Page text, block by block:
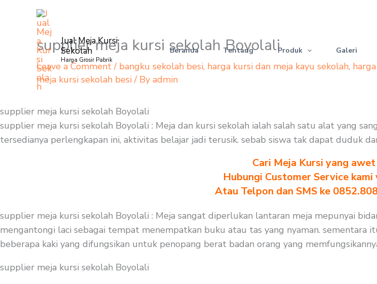
Jual Meja Kursi
Sekolah
Harga Grosir Pabrik
Beranda Tentang Produk Galeri
supplier meja kursi sekolah Boyolali
Leave a Comment / bangku sekolah besi, harga kursi dan meja kayu sekolah,
meja kursi sekolah besi/ By admin
supplier meja kursi sekolah Boyolali
supplier meja kursi sekolah Boyolali : Meja dan kursi sekolah ialah salah satu alat yang
tersedianya perlengkapan ini, aktivitas belajar jadi terusik. sebab siswa tak dapat duduk
Cari Meja Kursi yang
Hubungi Customer Service
Atau Telpon dan SMS ke
supplier meja kursi sekolah Boyolali : Meja sangat diperlukan lantaran meja mepunyai
mengantongi laci sebagai tempat menempatkan buku atau tas yang nyaman.
beberapa kaki yang difungsikan untuk penopang berat badan orang yang
supplier meja kursi sekolah Boyolali